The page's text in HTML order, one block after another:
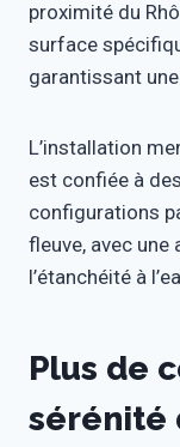
proximité du
surface
garantissant
L’installation
est confiée à
configurations
fleuve, avec
l’étanchéité à
Plus de
sérénité